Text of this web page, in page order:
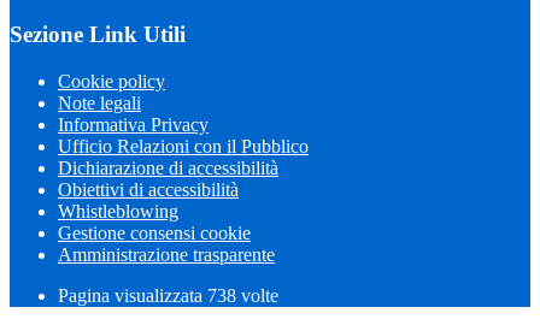
Sezione Link Utili
Cookie policy
Note legali
Informativa Privacy
Ufficio Relazioni con il Pubblico
Dichiarazione di accessibilità
Obiettivi di accessibilità
Whistleblowing
Gestione consensi cookie
Amministrazione trasparente
Pagina visualizzata 738 volte